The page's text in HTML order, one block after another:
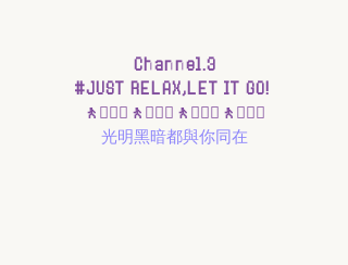
Channel.3
#JUST RELAX,LET IT GO!
🚶🚶🏻‍♀️🚶🚶🏻‍♀️🚶🚶🏻‍♀️🚶🚶🏻‍♀️
光明黑暗都與你同在